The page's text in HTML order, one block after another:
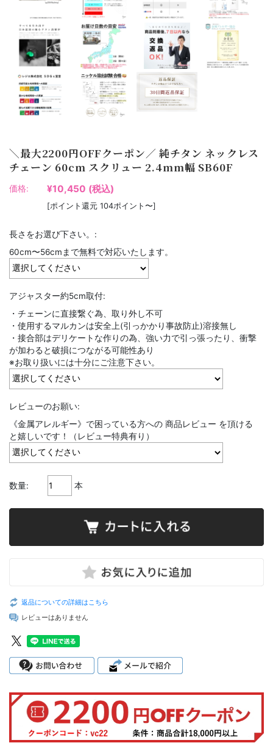
＼最大2200円OFFクーポン／ 純チタン ネックレス
チェーン 60cm スクリュー 2.4mm幅 SB60F
価格: ¥10,450 (税込)
[ポイント還元 104ポイント〜]
長さをお選び下さい。:
60cm〜56cmまで無料で対応いたします。
アジャスター約5cm取付:
・チェーンに直接繋ぐ為、取り外し不可
・使用するマルカンは安全上(引っかかり事故防止)溶接無し
・接合部はデリケートな作りの為、強い力で引っ張ったり、衝撃
が加わると破損につながる可能性あり
※お取り扱いには十分にご注意下さい。
レビューのお願い:
《金属アレルギー》で困っている方への 商品レビュー を頂ける
と嬉しいです！（レビュー特典有り）
数量: 本
返品についての詳細はこちら
レビューはありません